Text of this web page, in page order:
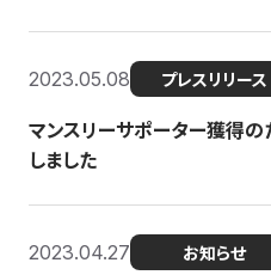
2023.05.08 プレスリリース
マンスリーサポーター獲得
しました
2023.04.27 お知らせ